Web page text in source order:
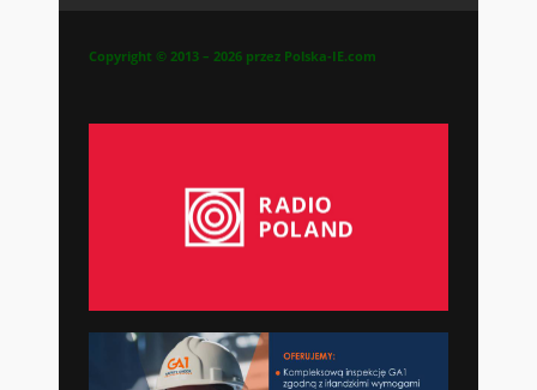
Copyright © 2013 – 2026 przez Polska-IE.com